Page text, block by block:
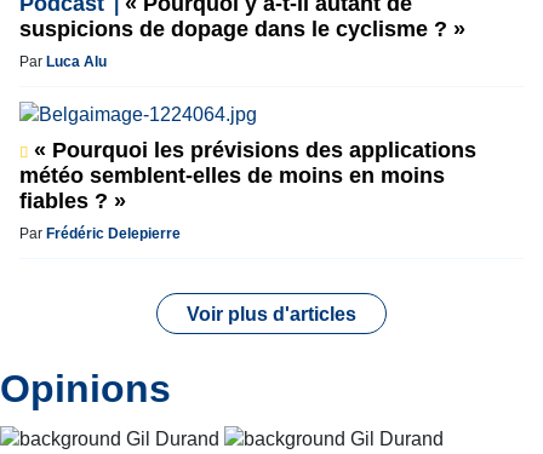
suspicions de dopage dans le cyclisme ? »
Par Luca Alu
« Pourquoi les prévisions des applications
météo semblent-elles de moins en moins
fiables ? »
Par Frédéric Delepierre
Voir plus d'articles
Opinions